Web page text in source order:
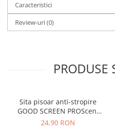
Caracteristici
Review-uri(0)
PRODUSE
Sita pisoar anti-stropire
GOOD SCREEN PROScent
60+, Melon
24,90 RON